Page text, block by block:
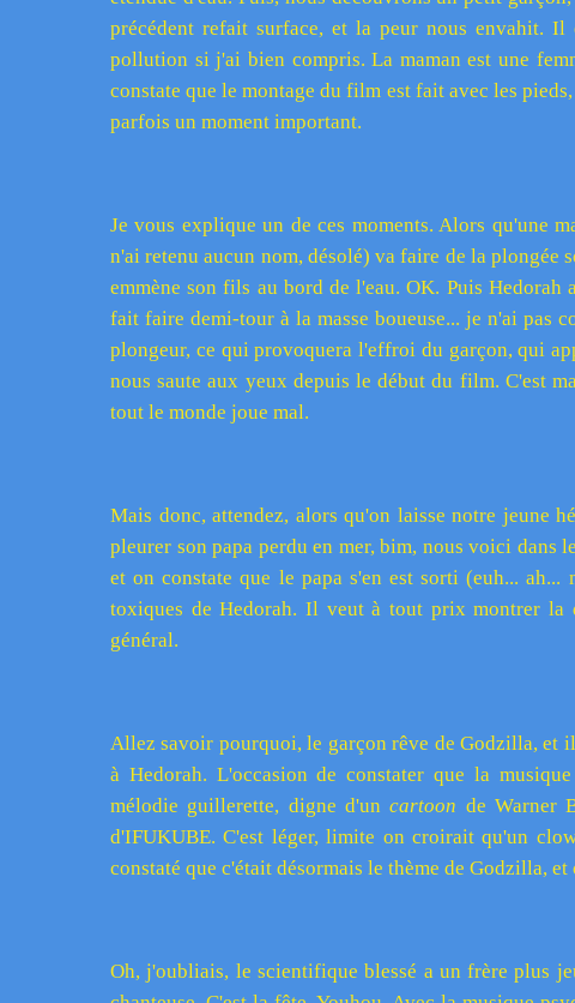
précédent refait surface, et la peur nous envahit.
pollution si j'ai bien compris. La maman est une
constate que le montage du film est fait avec les
parfois un moment important.
Je vous explique un de ces moments. Alors qu'une
n'ai retenu aucun nom, désolé) va faire de la
emmène son fils au bord de l'eau. OK. Puis
fait faire demi-tour à la masse boueuse... je n'ai pas
plongeur, ce qui provoquera l'effroi du garçon, qui
nous saute aux yeux depuis le début du film. C'est
tout le monde joue mal.
Mais donc, attendez, alors qu'on laisse notre jeune
pleurer son papa perdu en mer, bim, nous voici
et on constate que le papa s'en est sorti (euh...
toxiques de Hedorah. Il veut à tout prix montrer la
général.
Allez savoir pourquoi, le garçon rêve de Godzilla, et
à Hedorah. L'occasion de constater que la
mélodie guillerette, digne d'uncartoon de Warner
d'IFUKUBE. C'est léger, limite on croirait qu'un
constaté que c'était désormais le thème de Godzilla,
Oh, j'oubliais, le scientifique blessé a un frère plus